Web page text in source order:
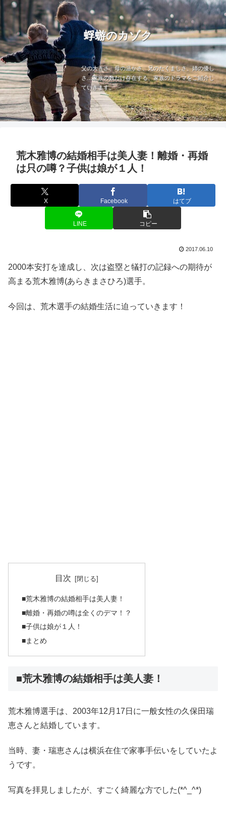
蜉蝣のカゾク
父の大きさ、母の温かさ、兄のたくましさ、姉の優し
さ…家族の数だけ存在する、家族のドラマをご紹介し
ていきます。
荒木雅博の結婚相手は美人妻！離婚・再婚
は只の噂？子供は娘が１人！
X Facebook はてブ
LINE コピー
2017.06.10
2000本安打を達成し、次は盗塁と犠打の記録への期待が
高まる荒木雅博(あらきまさひろ)選手。
今回は、荒木選手の結婚生活に迫っていきます！
目次
■荒木雅博の結婚相手は美人妻！
■離婚・再婚の噂は全くのデマ！？
■子供は娘が１人！
■まとめ
■荒木雅博の結婚相手は美人妻！
荒木雅博選手は、2003年12月17日に一般女性の久保田瑞
恵さんと結婚しています。
当時、妻・瑞恵さんは横浜在住で家事手伝いをしていたよ
うです。
写真を拝見しましたが、すごく綺麗な方でした(*^_^*)